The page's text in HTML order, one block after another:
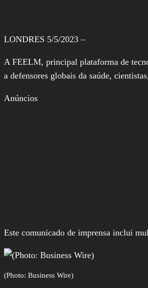
LONDRES 5/5/2023 –
A FEELM, principal plataforma de
a defensores globais da saúde,
Anúncios
Este comunicado de imprensa inclui
(Photo: Business Wire)